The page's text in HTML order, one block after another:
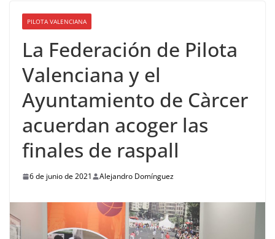
PILOTA VALENCIANA
La Federación de Pilota
Valenciana y el
Ayuntamiento de Càrcer
acuerdan acoger las
finales de raspall
6 de junio de 2021 Alejandro Domínguez